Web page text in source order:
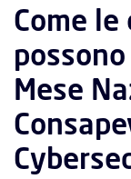
Come
Mese